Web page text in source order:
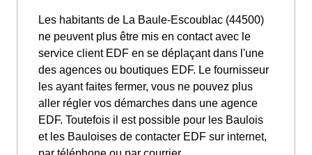
Les habitants de La Baule-Escoublac (44500)
ne peuvent plus être mis en contact avec le
service client EDF en se déplaçant dans l'une
des agences ou boutiques EDF. Le fournisseur
les ayant faites fermer, vous ne pouvez plus
aller régler vos démarches dans une agence
EDF. Toutefois il est possible pour les Baulois
et les Bauloises de contacter EDF sur internet,